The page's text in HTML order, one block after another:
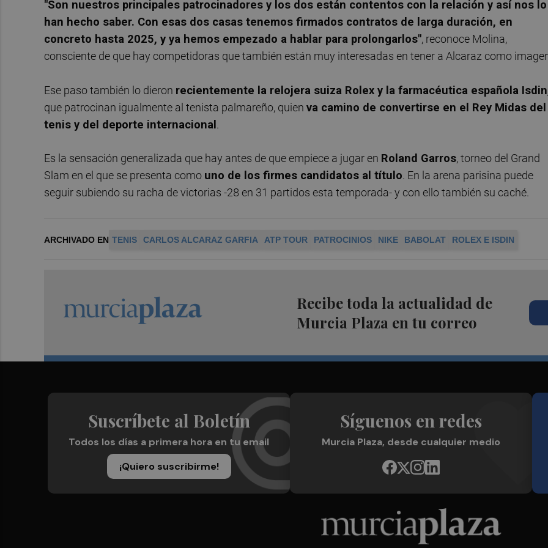
"Son nuestros principales patrocinadores y los dos están contentos con la relación y así nos lo
han hecho saber. Con esas dos casas tenemos firmados contratos de larga duración, en
concreto hasta 2025, y ya hemos empezado a hablar para prolongarlos", reconoce Molina,
consciente de que hay competidoras que también están muy interesadas en tener a Alcaraz como
Ese paso también lo dieron recientemente la relojera suiza Rolex y la farmacéutica española
que patrocinan igualmente al tenista palmareño, quien va camino de convertirse en el Rey Midas del
tenis y del deporte internacional.
Es la sensación generalizada que hay antes de que empiece a jugar en Roland Garros, torneo del Grand
Slam en el que se presenta como uno de los firmes candidatos al título. En la arena parisina puede
seguir subiendo su racha de victorias -28 en 31 partidos esta temporada- y con ello también su caché.
ARCHIVADO EN TENIS CARLOS ALCARAZ GARFIA ATP TOUR PATROCINIOS NIKE BABOLAT ROLEX E ISDIN
Recibe toda la actualidad de
Murcia Plaza en tu correo
Suscríbete al Boletín
Todos los días a primera hora en tu email
¡Quiero suscribirme!
Síguenos en redes
Murcia Plaza, desde cualquier medio